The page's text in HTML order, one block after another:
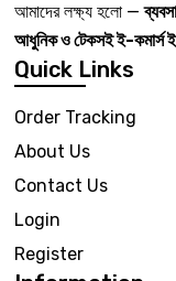
আমাদের লক্ষ্য হলো —
আধুনিক ও টেকসই ই-কমার্স
Quick Links
Order Tracking
About Us
Contact Us
Login
Register